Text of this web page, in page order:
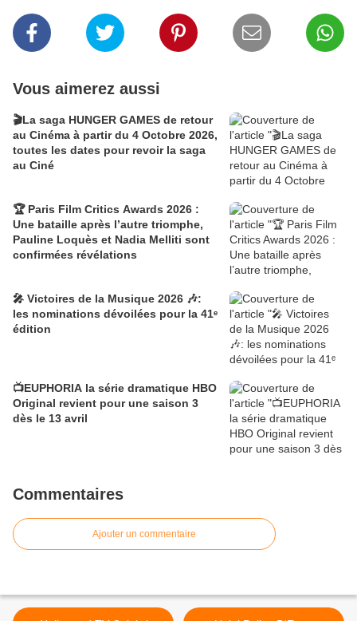
Vous aimerez aussi
🎬La saga HUNGER GAMES de retour
au Cinéma à partir du 4 Octobre 2026,
toutes les dates pour revoir la saga
au Ciné
🏆 Paris Film Critics Awards 2026 :
Une bataille après l’autre triomphe,
Pauline Loquès et Nadia Melliti sont
confirmées révélations
🎤 Victoires de la Musique 2026 🎶:
les nominations dévoilées pour la 41ᵉ
édition
📺EUPHORIA la série dramatique HBO
Original revient pour une saison 3
dès le 13 avril
Commentaires
Ajouter un commentaire